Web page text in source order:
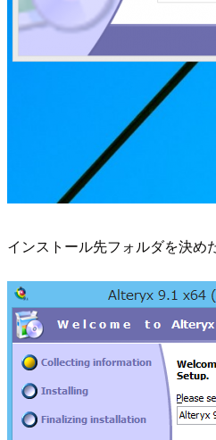
インストール先フォルダを決め